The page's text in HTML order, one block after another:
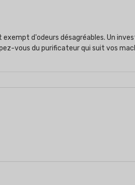
d'odeurs désagréables. Un
vous du purificateur qui suit vos